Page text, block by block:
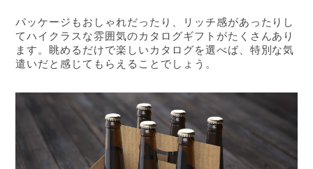
パッケージもおしゃれだったり、リッチ感があったりし
てハイクラスな雰囲気のカタログギフトがたくさんあり
ます。眺めるだけで楽しいカタログを選べば、特別な気
遣いだと感じてもらえることでしょう。